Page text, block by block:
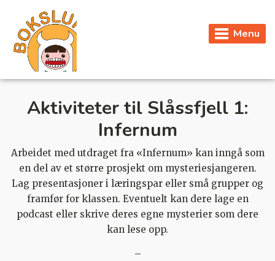
Menu
Aktiviteter til Slåssfjell 1:
Infernum
Arbeidet med utdraget fra «Infernum» kan inngå som
en del av et større prosjekt om mysteriesjangeren.
Lag presentasjoner i læringspar eller små grupper og
framfør for klassen. Eventuelt kan dere lage en
podcast eller skrive deres egne mysterier som dere
kan lese opp.
–